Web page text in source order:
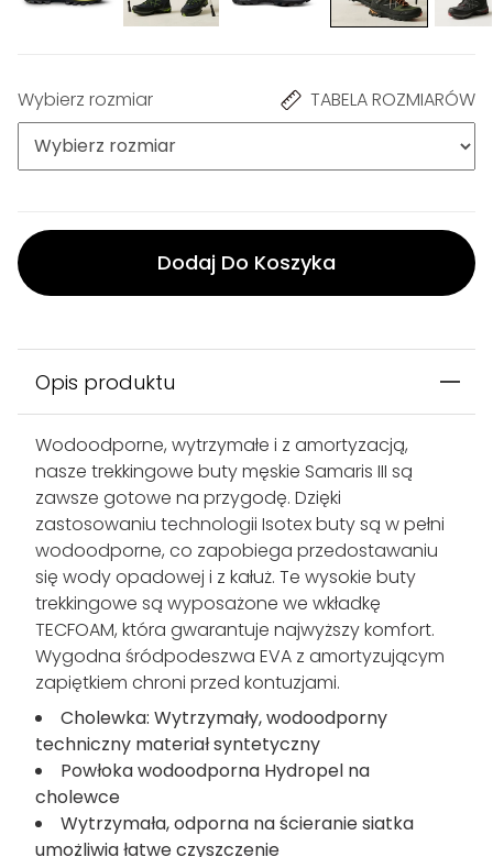
Wybierz rozmiar TABELA ROZMIARÓW
Dodaj Do Koszyka
Dostawa 1–3 dni
Ponad 7 tys. 5-gwiazdkowych recenzji w
serwisie Trustpilot
Opis produktu
Wodoodporne, wytrzymałe i z amortyzacją,
nasze trekkingowe buty męskie Samaris III są
zawsze gotowe na przygodę. Dzięki
zastosowaniu technologii Isotex buty są w pełni
wodoodporne, co zapobiega przedostawaniu
się wody opadowej i z kałuż. Te wysokie buty
trekkingowe są wyposażone we wkładkę
TECFOAM, która gwarantuje najwyższy komfort.
Wygodna śródpodeszwa EVA z amortyzującym
zapiętkiem chroni przed kontuzjami.